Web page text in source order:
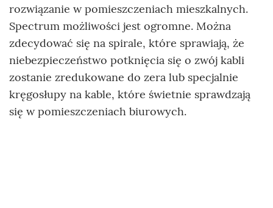
rozwiązanie w pomieszczeniach mieszkalnych.
Spectrum możliwości jest ogromne. Można
zdecydować się na spirale, które sprawiają, że
niebezpieczeństwo potknięcia się o zwój kabli
zostanie zredukowane do zera lub specjalnie
kręgosłupy na kable, które świetnie sprawdzają
się w pomieszczeniach biurowych.